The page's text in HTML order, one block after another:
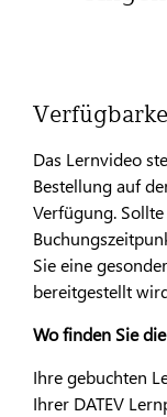
Das Lernvideo
Bestellung auf
Verfügung.
Sie eine
bereitgestellt
Wo finden Sie
Ihre gebuchten
Ihrer DATEV